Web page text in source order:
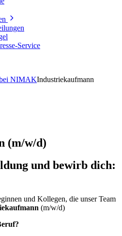
Service
NIMAKIndustriekaufmann
(m/w/d)
und bewirb dich:
und Kollegen, die unser Team
(m/w/d)